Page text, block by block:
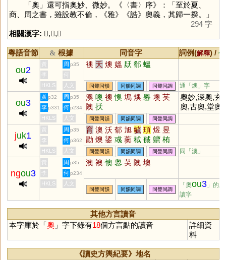
「奧」還可指奧妙、微妙。《〈書〉序》：「至於夏、
商、周之書，雖設教不倫，《雅》《誥》奧義，其歸一揆。」
294 字
相關漢字: 𡪃,宀,𢍏
粵語音節 & 根據 同音字 詞例(解釋) /
ou2
黃 周 p35 襖 夭 燠 媼 镺 郩 蝹
李
何
HKLS
人文 同聲同韻 同韻同調 同聲同調 通「燠」字
ou3
黃 p32 周 p35 澳 噢 襖 懊 塢 燠 嶴 墺 芺
隩 扷
奧妙,深奧,玄
奧,古奧,堂奧,
潭奧,精奧,弘
奧,奧旨,奧賾,
李 p331 何 p234
HKLS 人文 同聲同韻 同韻同調 同聲同調
juk1
黃 周 p35 育 澳 沃 郁 旭 毓 頊 煜 昱
勖 燠 鋈 彧 薁 稢 戫 軉 栯
勗 隩
李 何 p362
HKLS 人文 同聲同韻 同韻同調 同聲同調 同「澳 」
ngou3
黃 周 p35 澳 襖 懊 嶴 芺 隩 墺
李 何 p234
HKLS 人文
同聲同韻 同韻同調 同聲同調
「奧ou3 」的異
讀字
其他方言讀音
本字庫於「奧」字下錄有18個方言點的讀音
詳細資
料
《讀史方輿紀要》地名